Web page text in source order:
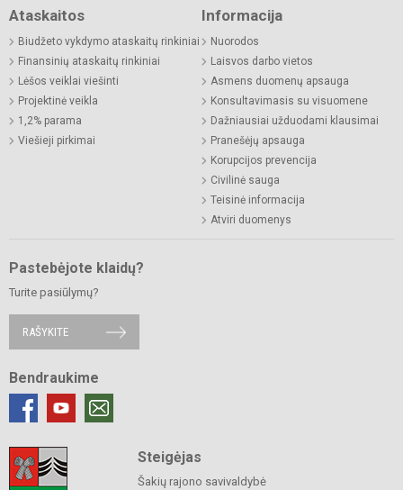
Ataskaitos
Biudžeto vykdymo ataskaitų rinkiniai
Finansinių ataskaitų rinkiniai
Lėšos veiklai viešinti
Projektinė veikla
1,2% parama
Viešieji pirkimai
Informacija
Nuorodos
Laisvos darbo vietos
Asmens duomenų apsauga
Konsultavimasis su visuomene
Dažniausiai užduodami klausimai
Pranešėjų apsauga
Korupcijos prevencija
Civilinė sauga
Teisinė informacija
Atviri duomenys
Pastebėjote klaidų?
Turite pasiūlymų?
RAŠYKITE
Bendraukime
Steigėjas
Šakių rajono savivaldybė